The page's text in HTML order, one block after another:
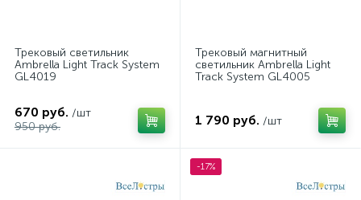
Трековый светильник
Ambrella Light Track System
GL4019
670 руб. /шт
950 руб.
Трековый магнитный
светильник Ambrella Light
Track System GL4005
1 790 руб. /шт
-17%